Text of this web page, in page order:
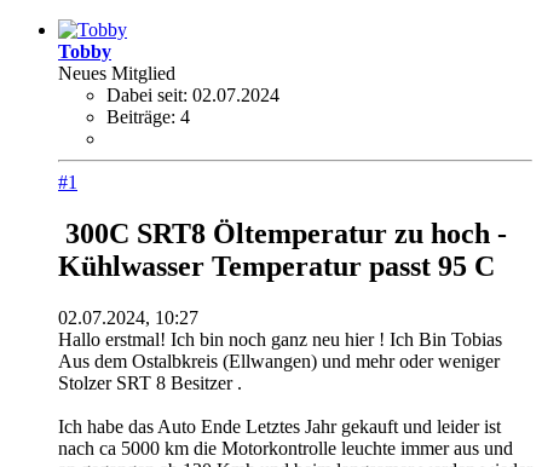
Tobby
Neues Mitglied
Dabei seit: 02.07.2024
Beiträge: 4
#1
300C SRT8 Öltemperatur zu hoch -
Kühlwasser Temperatur passt 95 C
02.07.2024, 10:27
Hallo erstmal! Ich bin noch ganz neu hier ! Ich Bin Tobias
Aus dem Ostalbkreis (Ellwangen) und mehr oder weniger
Stolzer SRT 8 Besitzer .
Ich habe das Auto Ende Letztes Jahr gekauft und leider ist
nach ca 5000 km die Motorkontrolle leuchte immer aus und